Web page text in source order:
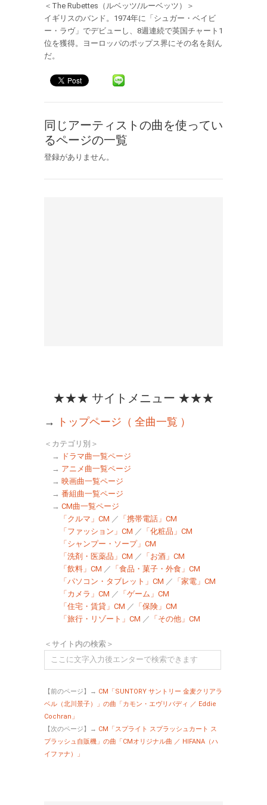
＜The Rubettes（ルベッツ/ルーベッツ）＞
イギリスのバンド。1974年に「シュガー・ベイビ
ー・ラヴ」でデビューし、8週連続で英国チャート1
位を獲得。ヨーロッパのポップス界にその名を刻ん
だ。
同じアーティストの曲を使ってい
るページの一覧
登録がありません。
★★★ サイトメニュー ★★★
→ トップページ（ 全曲一覧 ）
＜カテゴリ別＞
→
ドラマ曲一覧ページ
→ アニメ曲一覧ページ
→ 映画曲一覧ページ
→ 番組曲一覧ページ
→ CM曲一覧ページ
「クルマ」CM ／ 「携帯電話」CM
「ファッション」CM ／ 「化粧品」CM
「シャンプー・ソープ」CM
「洗剤・医薬品」CM ／ 「お酒」CM
「飲料」CM ／ 「食品・菓子・外食」CM
「パソコン・タブレット」CM ／ 「家電」CM
「カメラ」CM ／ 「ゲーム」CM
「住宅・賃貸」CM ／ 「保険」CM
「旅行・リゾート」CM ／ 「その他」CM
＜サイト内の検索＞
【前のページ】→ CM「SUNTORY サントリー 金麦クリアラ
ベル（北川景子）」の曲「カモン・エヴリバディ ／ Eddie
Cochran」
【次のページ】→ CM「スプライト スプラッシュカート ス
プラッシュ自販機」の曲「CMオリジナル曲 ／ HIFANA（ハ
イファナ）」